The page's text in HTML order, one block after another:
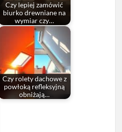
Czy lepiej zamówić
biurko drewniane na
wymiar czy…
Czy rolety dachowe z
powłoką refleksyjną
obniżają…